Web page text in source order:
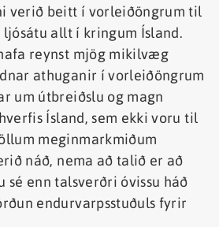
verið beitt í vorleiðöngrum til
allt í kringum Ísland.
reynst mjög mikilvæg
athuganir í vorleiðöngrum
um útbreiðslu og magn
Ísland, sem ekki voru til
meginmarkmiðum
náð, nema að talið er að
sé enn talsverðri óvissu háð
endurvarpsstuðuls fyrir